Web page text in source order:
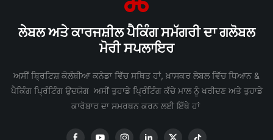
ਲੇਬਲ ਅਤੇ ਕਾਰਜਸ਼ੀਲ ਪੈਕਿੰਗ ਸਮੱਗਰੀ ਦਾ ਗਲੋਬਲ
ਮੋਰੀ ਸਪਲਾਇਰ
ਅਸੀਂ ਬ੍ਰਿਟਿਸ਼ ਕੋਲੰਬੀਆ ਕਨੇਡਾ ਵਿੱਚ ਸਥਿਤ ਹਾਂ, ਖ਼ਾਸਕਰ ਲੇਬਲ ਵਿੱਚ ਧਿਆਨ &
ਪੈਕਿੰਗ ਪ੍ਰਿੰਟਿੰਗ ਉਦਯੋਗ ਅਸੀਂ ਤੁਹਾਡੇ ਪ੍ਰਿੰਟਿੰਗ ਕੱਚੇ ਮਾਲ ਨੂੰ ਖਰੀਦਣ ਅਤੇ ਤੁਹਾਡੇ
ਕਾਰੋਬਾਰ ਦਾ ਸਮਰਥਨ ਕਰਨ ਲਈ ਇੱਥੇ ਹਾਂ